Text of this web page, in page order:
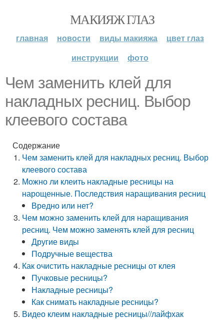
МАКИЯЖ ГЛАЗ
главная новости виды макияжа
цвет глаз
инструкции
фото
Чем заменить клей для
накладных ресниц. Выбор
клеевого состава
Содержание
Чем заменить клей для накладных ресниц. Выбор
клеевого состава
Можно ли клеить накладные ресницы на
нарощенные. Последствия наращивания ресниц
Вредно или нет?
Чем можно заменить клей для наращивания
ресниц. Чем можно заменять клей для ресниц
Другие виды
Подручные вещества
Как очистить накладные ресницы от клея
Пучковые ресницы?
Накладные ресницы?
Как снимать накладные ресницы?
Видео клеим накладные ресницы//лайфхак